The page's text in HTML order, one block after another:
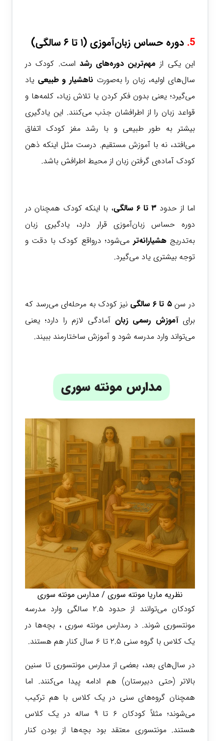
5. دوره حساس زبان‌آموزی (۱ تا ۶ سالگی)
این یکی از مهم‌ترین دوره‌های رشد است. کودک در
سال‌های اولیه، زبان را به‌صورت ناهشیار و طبیعی یاد
می‌گیرد؛ یعنی بدون فکر کردن یا تلاش زیاد، کلمه‌ها و
قواعد زبان را از اطرافشان جذب می‌کنند. این یادگیری
بیشتر به طور طبیعی و با رشد مغز کودک اتفاق
می‌افتد، نه با آموزش مستقیم. درست مثل اینکه ذهن
کودک آماده‌ی گرفتن زبان از محیط اطرافش باشد.
اما از حدود ۳ تا ۶ سالگی
، با اینکه کودک همچنان در
دوره حساس زبان‌آموزی قرار دارد، یادگیری زبان
به‌تدریجهشیارانه‌تر می‌شود؛ درواقع کودک با دقت و
توجه بیشتری یاد می‌گیرد.
در سن۵ تا ۶ سالگی
نیز کودک به مرحله‌ای می‌رسد که
برای آموزش رسمی زبان آمادگی لازم را دارد؛ یعنی
می‌تواند وارد مدرسه شود و آموزش ساختارمند ببیند.
مدارس مونته سوری
نظریه ماریا مونته سوری / مدارس مونته سوری
کودکان می‌توانند از حدود ۲.۵ سالگی وارد مدرسه
مونتسوری شوند. د رمدارس مونته سوری ، بچه‌ها در
یک کلاس با گروه سنی ۲.۵ تا ۶ سال کنار هم هستند.
در سال‌های بعد، بعضی از مدارس مونتسوری تا سنین
بالاتر (حتی دبیرستان) هم ادامه پیدا می‌کنند. اما
همچنان گروه‌های سنی در یک کلاس با هم ترکیب
می‌شوند؛ مثلاً کودکان ۶ تا ۹ ساله در یک کلاس
هستند. مونتسوری معتقد بود بچه‌ها از بودن کنار